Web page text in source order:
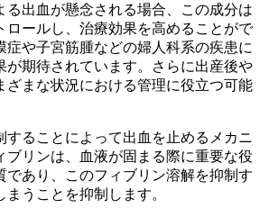
る出血が懸念される場合、この成分は
ロールし、治療効果を高めることがで
症や子宮筋腫などの婦人科系の疾患に
が期待されています。さらに出産後や
ざまな状況における管理に役立つ可能
することによって出血を止めるメカニ
ブリンは、血液が固まる際に重要な役
であり、このフィブリン溶解を抑制す
うことを抑制します。